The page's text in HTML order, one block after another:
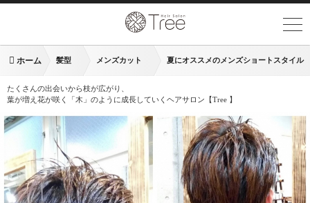
ホーム 髪型 メンズカット 夏にオススメのメンズショートスタイル
たくさんの出会いから枝が広がり、
葉が増え花が咲く「木」のように成長していくヘアサロン【Tree 】